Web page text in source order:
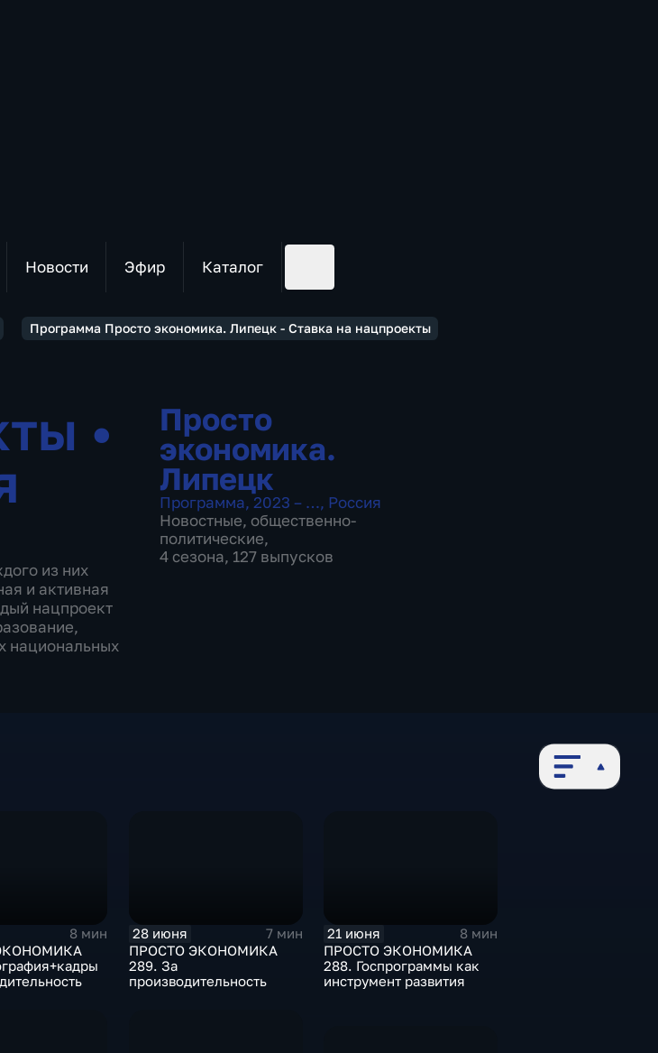
Новости Эфир Каталог
Программа Просто экономика. Липецк - Ставка на нацпроекты
•
из них
и активная
нацпроект
национальных
Просто
экономика.
Липецк
Программа, 2023 – …, Россия
Новостные, общественно-
политические,
4 сезона, 127 выпусков
8 мин
28 июня
7 мин
ПРОСТО ЭКОНОМИКА
289. За
производительность
21 июня
8 мин
ПРОСТО ЭКОНОМИКА
288. Госпрограммы как
инструмент развития